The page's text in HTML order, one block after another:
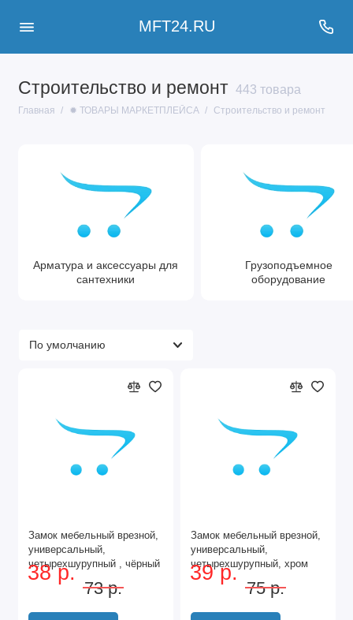
MFT24.RU
Строительство и ремонт 443 товара
Главная ✹ ТОВАРЫ МАРКЕТПЛЕЙСА Строительство и ремонт
Арматура и аксессуары для
сантехники
Грузоподъемное
оборудование
Замок мебельный врезной,
универсальный,
четырехшурупный , чёрный
38 р.
73 р.
Замок мебельный врезной,
универсальный,
четырехшурупный, хром
39 р.
75 р.